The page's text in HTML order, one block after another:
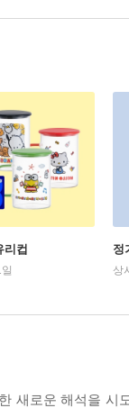
컵 정
상
새로운 해석을